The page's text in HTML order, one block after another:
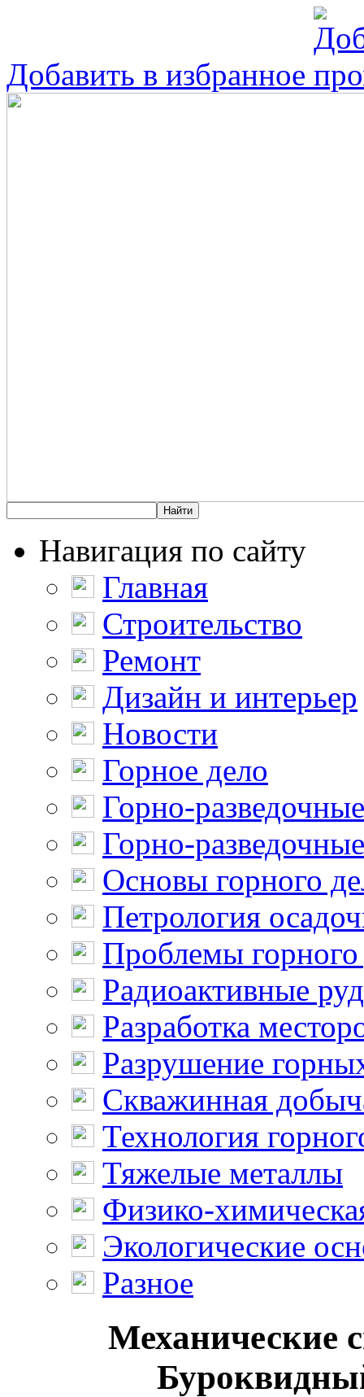
Добавить в избранное
Навигация по сайту
Главная
Строительство
Ремонт
Дизайн и интерьер
Новости
Горное дело
Горно-
Горно-
Основы горного
Петрология
Проблемы горного
Радиоактивные
Разработка
Разрушение
Скважинная
Технология
Тяжелые металлы
Физико-
Экологические
Разное
Механические